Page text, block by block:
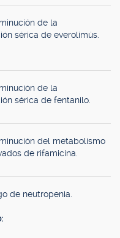
de la
sérica de everolimús.
de la
sérica de fentanilo.
del metabolismo
de rifamicina.
de neutropenia.